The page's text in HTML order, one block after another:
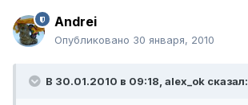
Andrei
Опубликовано 30 января, 2010
В 30.01.2010 в 09:18, alex_ok сказал: